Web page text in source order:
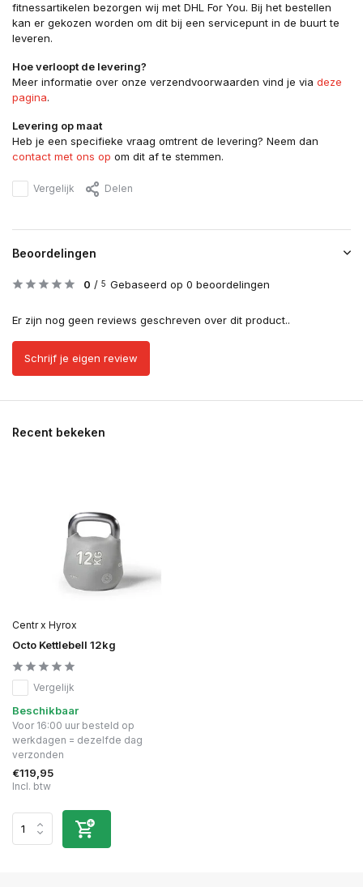
fitnessartikelen bezorgen wij met DHL For You. Bij het bestellen
kan er gekozen worden om dit bij een servicepunt in de buurt te
leveren.
Hoe verloopt de levering?
Meer informatie over onze verzendvoorwaarden vind je via deze
pagina.
Levering op maat
Heb je een specifieke vraag omtrent de levering? Neem dan
contact met ons op om dit af te stemmen.
Vergelijk Delen
Beoordelingen
0 / 5 Gebaseerd op 0 beoordelingen
Er zijn nog geen reviews geschreven over dit product..
Schrijf je eigen review
Recent bekeken
Centr x Hyrox
Octo Kettlebell 12kg
Vergelijk
Beschikbaar
Voor 16:00 uur besteld op
werkdagen = dezelfde dag
verzonden
€119,95
Incl. btw